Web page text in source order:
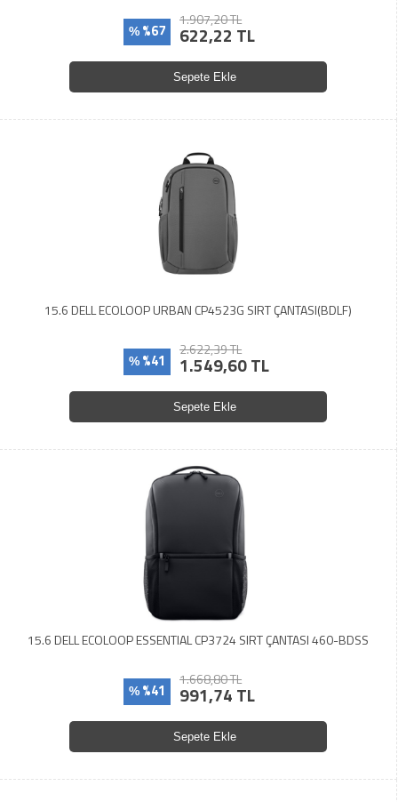
% %67
1.907,20 TL
622,22 TL
Sepete Ekle
15.6 DELL ECOLOOP URBAN CP4523G SIRT ÇANTASI(BDLF)
% %41
2.622,39 TL
1.549,60 TL
Sepete Ekle
15.6 DELL ECOLOOP ESSENTIAL CP3724 SIRT ÇANTASI 460-BDSS
% %41
1.668,80 TL
991,74 TL
Sepete Ekle